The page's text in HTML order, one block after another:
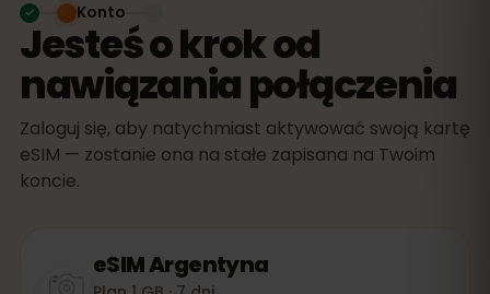
Jesteś o krok od
nawiązania połączenia
Zaloguj się, aby natychmiast aktywować swoją kartę
eSIM — zostanie ona na stałe zapisana na Twoim
koncie.
Konto
eSIMArgentyna